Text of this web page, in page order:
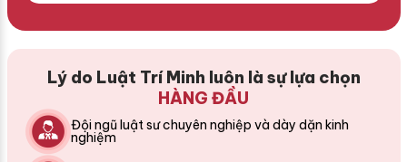
Lý do Luật Trí Minh luôn là sự lựa chọn
HÀNG ĐẦU
Đội ngũ luật sư chuyên nghiệp và dày dặn kinh
nghiệm